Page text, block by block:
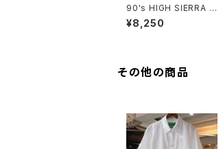
90's HIGH SIERRA f
aded indigo denim
Shirt
¥8,250
その他の商品